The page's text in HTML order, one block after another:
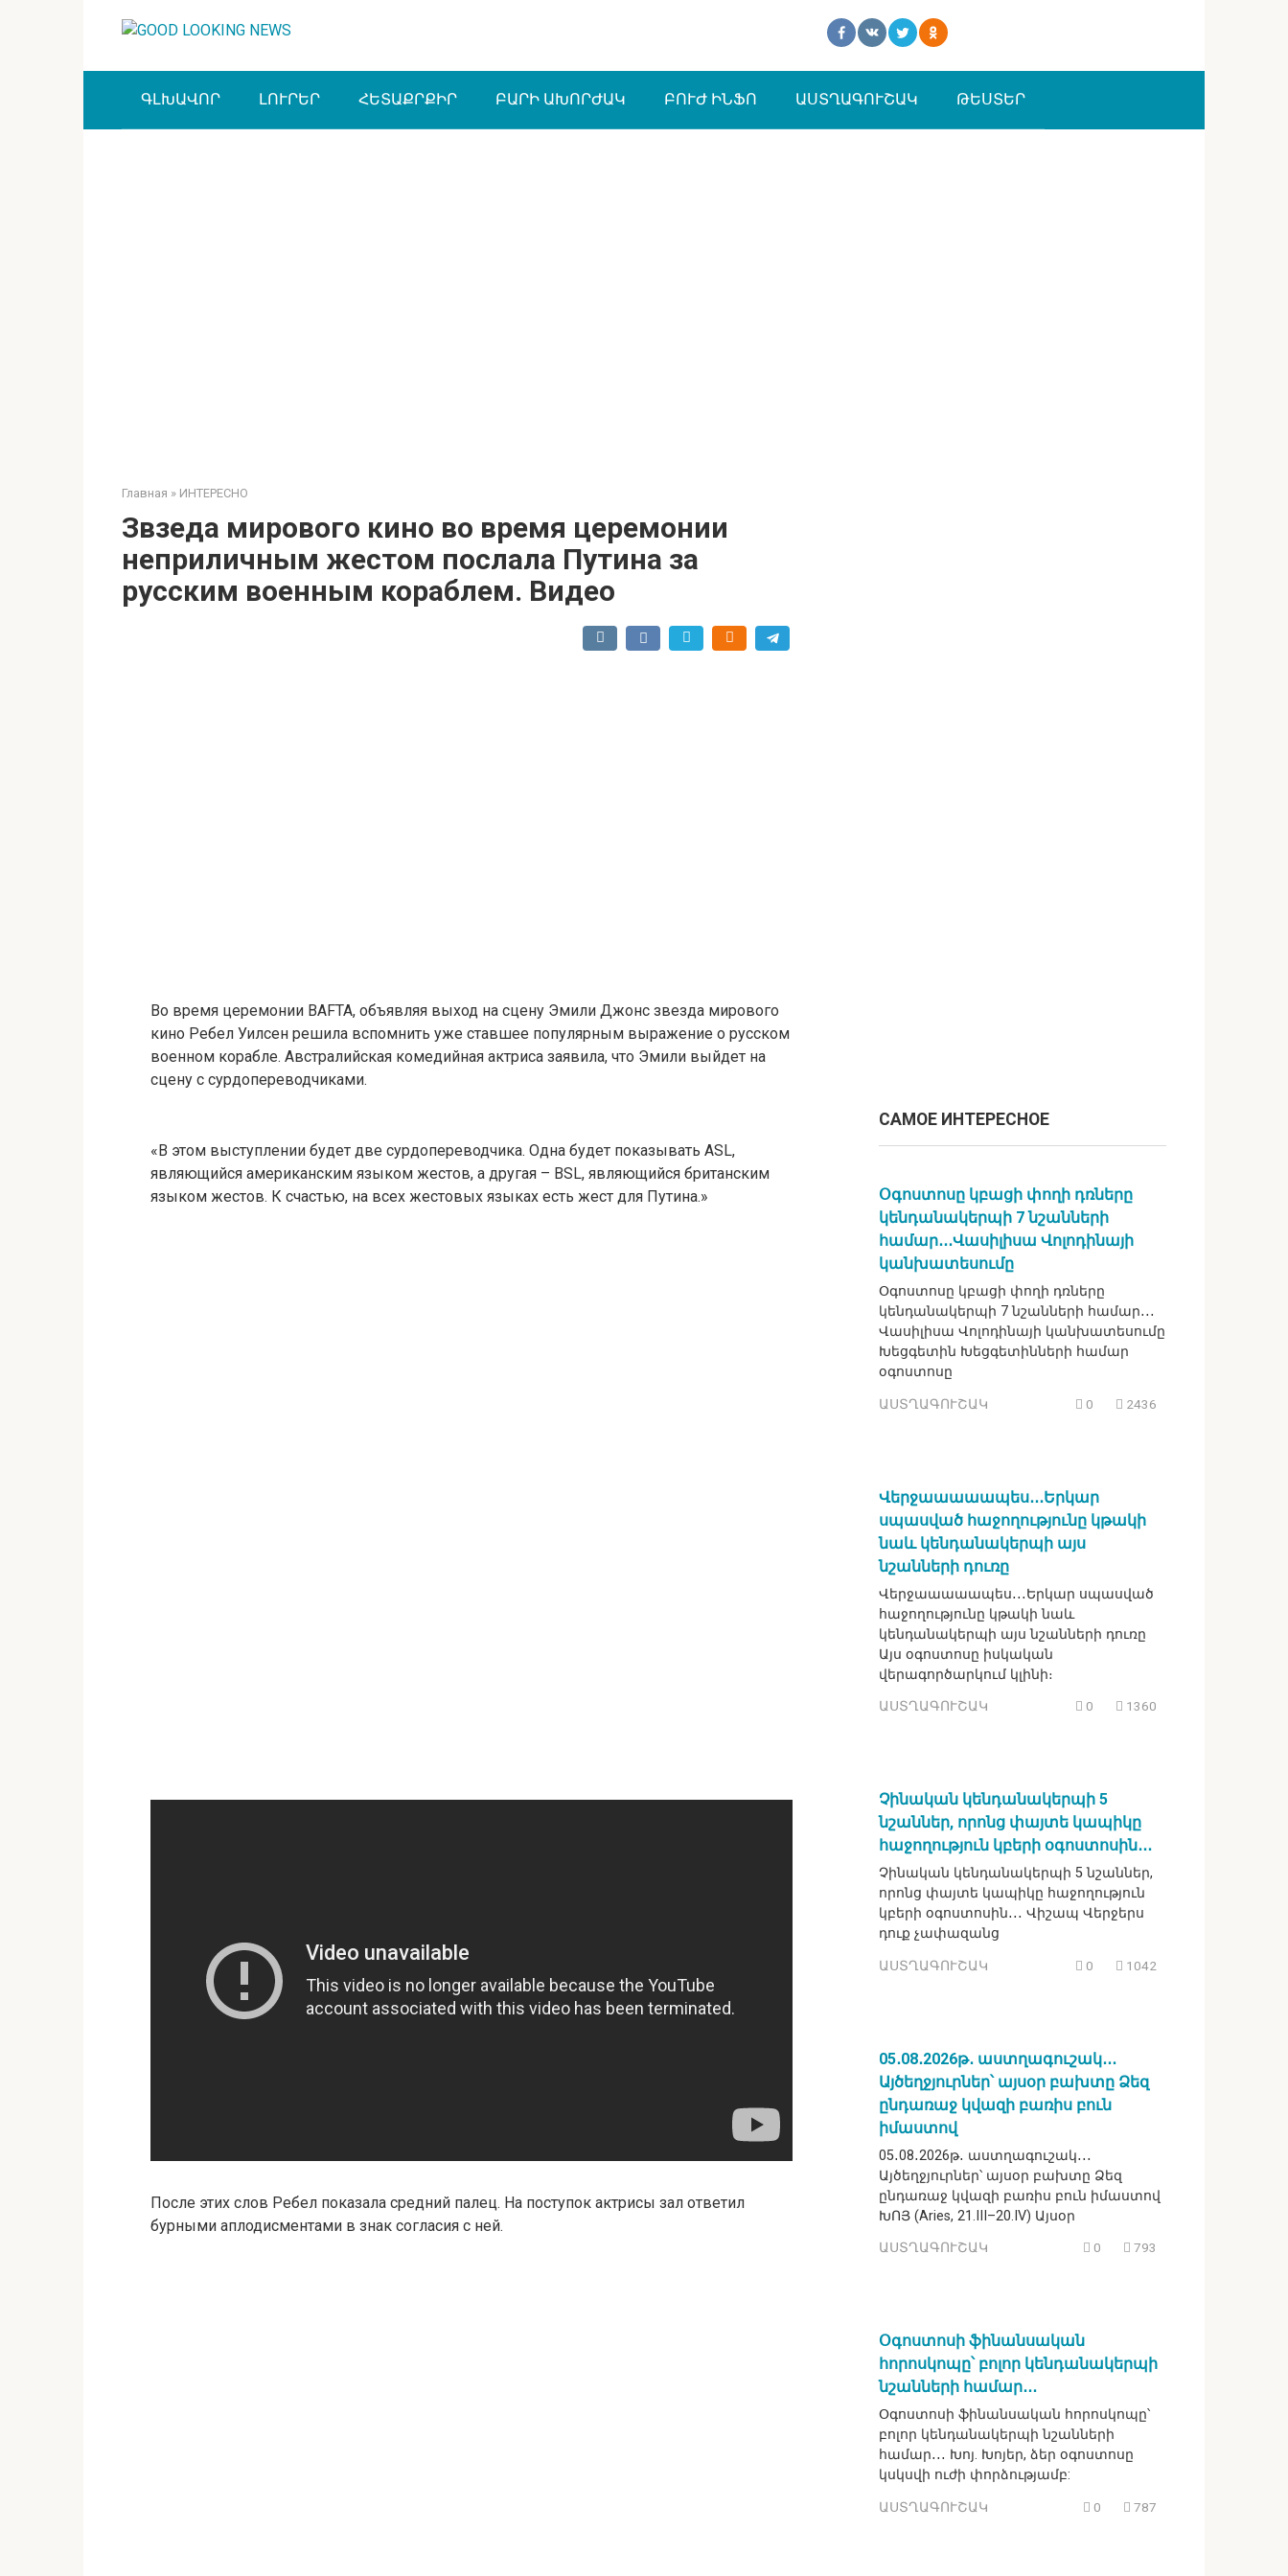
ԳԼԽԱՎՈՐ ԼՈՒՐԵՐ ՀԵՏԱՔՐՔԻՐ ԲԱՐԻ ԱԽՈՐԺԱԿ ԲՈՒԺ ԻՆՖՈ ԱՍՏՂԱԳՈՒՇԱԿ ԹԵՍՏԵՐ
Главная » ИНТЕРЕСНО
Звзеда мирового кино во время церемонии
неприличным жестом послала Путина за
русским военным кораблем. Видео
Во время церемонии BAFTA, объявляя выход на сцену Эмили Джонс звезда мирового
кино Ребел Уилсен решила вспомнить уже ставшее популярным выражение о русском
военном корабле. Австралийская комедийная актриса заявила, что Эмили выйдет на
сцену с сурдопереводчиками.
«В этом выступлении будет две сурдопереводчика. Одна будет показывать ASL,
являющийся американским языком жестов, а другая – BSL, являющийся британским
языком жестов. К счастью, на всех жестовых языках есть жест для Путина.»
После этих слов Ребел показала средний палец. На поступок актрисы зал ответил
бурными аплодисментами в знак согласия с ней.
САМОЕ ИНТЕРЕСНОЕ
Օգոստոսը կբացի փողի դռները
կենդանակերպի 7 նշանների
համար․․․Վասիլիսա Վոլոդինայի
կանխատեսումը
Օգոստոսը կբացի փողի դռները
կենդանակերպի 7 նշանների համար․․․
Վասիլիսա Վոլոդինայի կանխատեսումը
Խեցգետին Խեցգետինների համար
օգոստոսը
ԱՍՏՂԱԳՈՒՇԱԿ 0 2436
Վերջաաաաապես․․․Երկար
սպասված հաջողությունը կթակի
նաև կենդանակերպի այս
նշանների դուռը
Վերջաաաաապես․․․Երկար սպասված
հաջողությունը կթակի նաև
կենդանակերպի այս նշանների դուռը
Այս օգոստոսը իսկական
վերագործարկում կլինի։
ԱՍՏՂԱԳՈՒՇԱԿ 0 1360
Չինական կենդանակերպի 5
նշաններ, որոնց փայտե կապիկը
հաջողություն կբերի օգոստոսին․․․
Չինական կենդանակերպի 5 նշաններ,
որոնց փայտե կապիկը հաջողություն
կբերի օգոստոսին․․․ Վիշապ Վերջերս
դուք չափազանց
ԱՍՏՂԱԳՈՒՇԱԿ 0 1042
05․08․2026թ․ աստղագուշակ․․․
Այծեղջյուրներ՝ այսօր բախտը Ձեզ
ընդառաջ կվազի բառիս բուն
իմաստով
05․08․2026թ․ աստղագուշակ․․․
Այծեղջյուրներ՝ այսօր բախտը Ձեզ
ընդառաջ կվազի բառիս բուն իմաստով
ԽՈՅ (Aries, 21.III–20.IV) Այսօր
ԱՍՏՂԱԳՈՒՇԱԿ 0 793
Օգոստոսի ֆինանսական
հորոսկոպը՝ բոլոր կենդանակերպի
նշանների համար․․․
Օգոստոսի ֆինանսական հորոսկոպը՝
բոլոր կենդանակերպի նշանների
համար․․․ Խոյ. Խոյեր, ձեր օգոստոսը
կսկսվի ուժի փորձությամբ:
ԱՍՏՂԱԳՈՒՇԱԿ 0 787